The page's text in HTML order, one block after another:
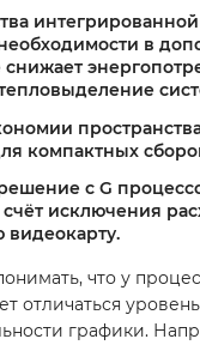
в
снижает
компактных
с G
исключения
видеокарту.
что у
отличаться уровень
графики.